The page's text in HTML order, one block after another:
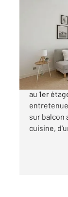
au 1er
sur balcon
cuisine,